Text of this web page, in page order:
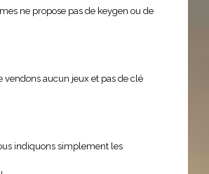
ne propose pas de keygen ou de
vendons aucun jeux et pas de clé
indiquons simplement les